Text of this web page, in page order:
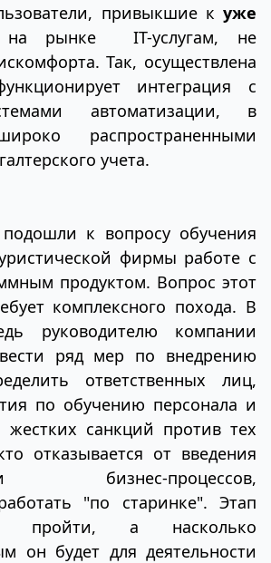
привыкшие к уже
на рынке IT-услугам, не
Так, осуществлена
интеграция с
автоматизации, в
распространенными
учета.
к вопросу обучения
фирмы работе с
продуктом. Вопрос этот
комплексного похода. В
руководителю компании
ряд мер по внедрению
ответственных лиц,
по обучению персонала и
санкций против тех
отказывается от введения
бизнес-процессов,
"по старинке". Этап
пройти, а насколько
он будет для деятельности